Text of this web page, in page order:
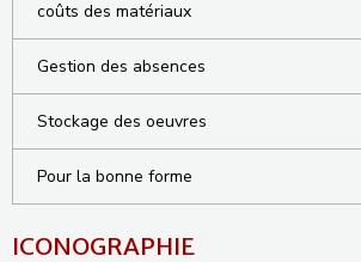
coûts des matériaux
Gestion des absences
Stockage des oeuvres
Pour la bonne forme
ICONOGRAPHIE